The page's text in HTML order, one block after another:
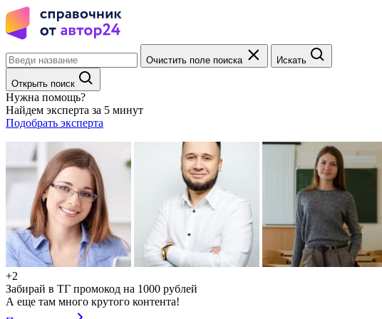
Очистить поле поиска Искать
Открыть поиск
Нужна помощь?
Найдем эксперта за 5 минут
Подобрать эксперта
+2
Забирай в ТГ промокод на 1000 рублей
А еще там много крутого контента!